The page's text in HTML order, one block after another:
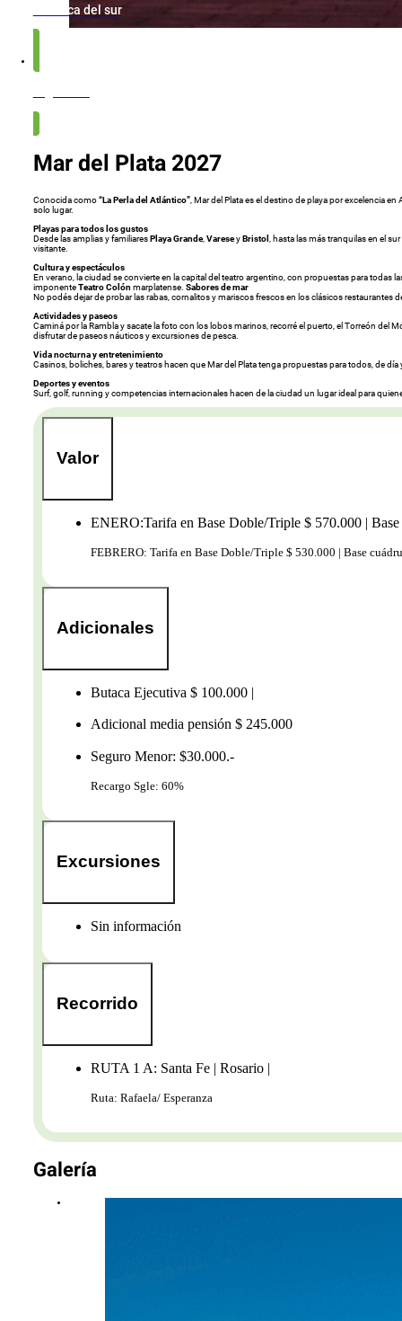
América del sur
Mar del Plata 2027
Conocida como“La Perla del Atlántico”, Mar del Plata es el destino de playa por excelencia
solo lugar.
Playas para todos los gustos
Desde las amplias y familiaresPlaya Grande, VareseyBristol
, hasta las más tranquilas en el
visitante.
Cultura y espectáculos
En verano, la ciudad se convierte en la capital del teatro argentino, con propuestas para todas
imponenteTeatro Colón marplatense. Sabores de mar
No podés dejar de probar las rabas, cornalitos y mariscos frescos en los clásicos restaurantes
Actividades y paseos
Caminá por la Rambla y sacate la foto con los lobos marinos, recorré el puerto, el Torreón del
disfrutar de paseos náuticos y excursiones de pesca.
Vida nocturna y entretenimiento
Casinos, boliches, bares y teatros hacen que Mar del Plata tenga propuestas para todos, de día
Deportes y eventos
Surf, golf, running y competencias internacionales hacen de la ciudad un lugar ideal para
Valor
ENERO:Tarifa en Base Doble/Triple $ 570.000 |
FEBRERO: Tarifa en Base Doble/Triple $ 530.000 | Base
Adicionales
Butaca Ejecutiva $ 100.000 |
Adicional media pensión $ 245.000
Seguro Menor: $30.000.-
Recargo Sgle: 60%
Excursiones
Sin información
Recorrido
RUTA 1 A: Santa Fe | Rosario |
Ruta: Rafaela/ Esperanza
Galería